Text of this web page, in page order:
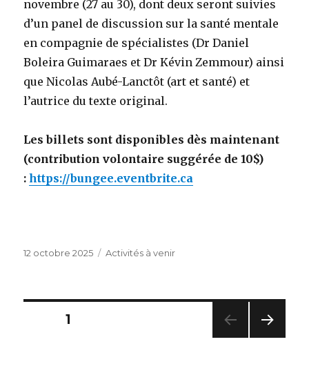
novembre (27 au 30), dont deux seront suivies
d’un panel de discussion sur la santé mentale
en compagnie de spécialistes (Dr Daniel
Boleira Guimaraes et Dr Kévin Zemmour) ainsi
que Nicolas Aubé-Lanctôt (art et santé) et
l’autrice du texte original.
Les billets sont disponibles dès maintenant
(contribution volontaire suggérée de 10$)
:https://bungee.eventbrite.ca
Publié
12 octobre 2025 Catégories
Activités à venir
Navigation
PAGE1